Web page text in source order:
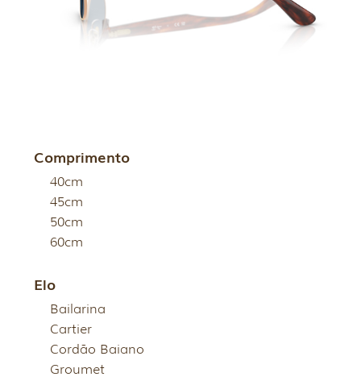
Comprimento
40cm
45cm
50cm
60cm
Elo
Bailarina
Cartier
Cordão Baiano
Groumet